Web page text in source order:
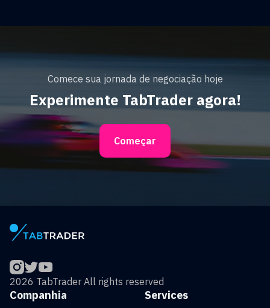
Comece sua jornada de negociação hoje
Experimente TabTrader agora!
Começar
2026 TabTrader All rights reserved
Services
Companhia